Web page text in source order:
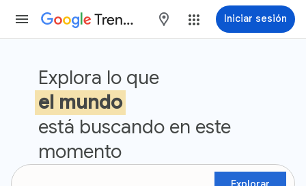
Trends maps Iniciar sesión
Explora lo que
el mundo
está buscando en este
momento